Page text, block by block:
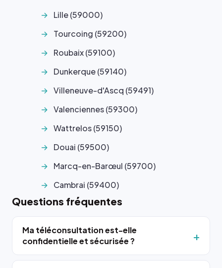
Lille (59000)
Tourcoing (59200)
Roubaix (59100)
Dunkerque (59140)
Villeneuve-d'Ascq (59491)
Valenciennes (59300)
Wattrelos (59150)
Douai (59500)
Marcq-en-Barœul (59700)
Cambrai (59400)
Questions fréquentes
Ma téléconsultation est-elle
confidentielle et sécurisée ?